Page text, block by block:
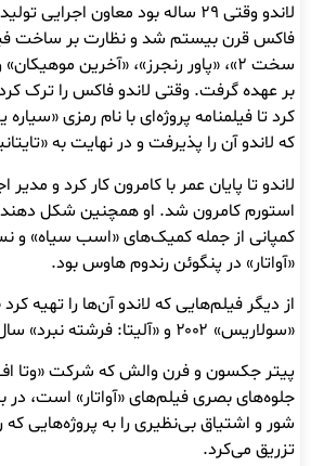
لاندو وقتی ۲۹ ساله بود معاون
فاکس قرن بیستم شد و نظارت بر ساخت
سخت ۲»، «پاور رنجرز»، «آخرین
بر عهده گرفت. وقتی لاندو فاکس را ترک
کرد تا فیلمنامه پروژه‌ای با نام رمزی «سیاره
که لاندو آن را پذیرفت و در نهایت به «تایتانیک» ۱۹۹۷
لاندو تا پایان عمر با کامرون کار کرد و مدیر
استورم کامرون شد. او همچنین شکل
کمپانی از جمله کمیک‌های «اسب سیاه» و
«آواتار» در پنگوئن رندوم هاوس بود.
«سولاریس» ۲۰۰۲ و «آلیتا: فرشته نبرد» سال ۲۰۱۹ هستند.
پیتر جکسون و فرن والش که شرکت «وتا
جلوه‌های بصری فیلم‌های «آواتار» است، در
شور و اشتیاق بی‌نظیری را به پروژه‌هایی که
تزریق می‌کرد.